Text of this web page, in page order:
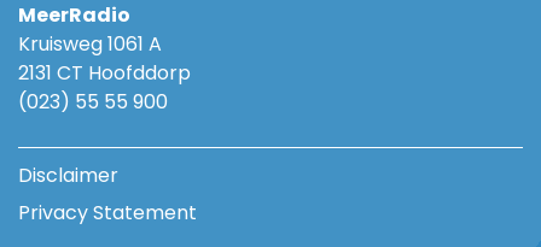
MeerRadio
Kruisweg 1061 A
2131 CT Hoofddorp
(023) 55 55 900
Disclaimer
Privacy Statement